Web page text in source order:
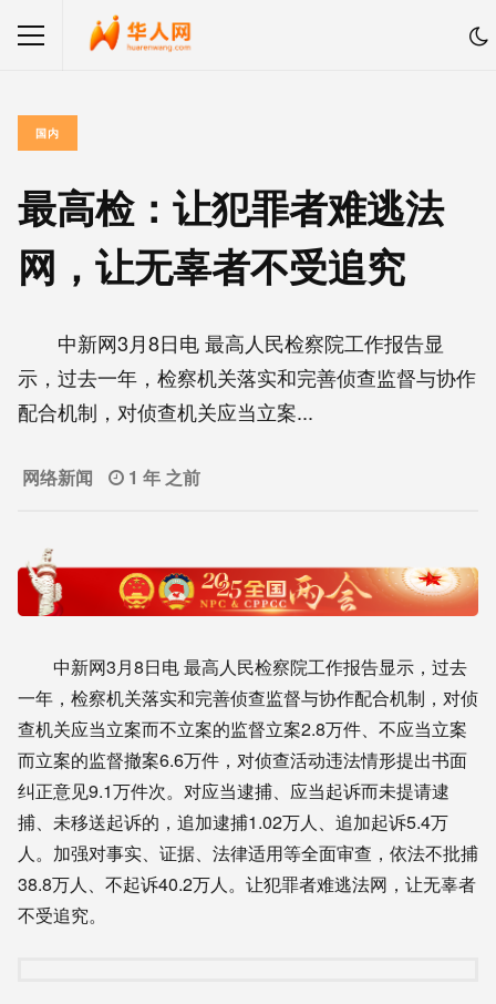
国内
最高检：让犯罪者难逃法
网，让无辜者不受追究
中新网3月8日电 最高人民检察院工作报告显
示，过去一年，检察机关落实和完善侦查监督与协作
配合机制，对侦查机关应当立案...
网络新闻 1 年 之前
中新网3月8日电 最高人民检察院工作报告显示，过去
一年，检察机关落实和完善侦查监督与协作配合机制，对侦
查机关应当立案而不立案的监督立案2.8万件、不应当立案
而立案的监督撤案6.6万件，对侦查活动违法情形提出书面
纠正意见9.1万件次。对应当逮捕、应当起诉而未提请逮
捕、未移送起诉的，追加逮捕1.02万人、追加起诉5.4万
人。加强对事实、证据、法律适用等全面审查，依法不批捕
38.8万人、不起诉40.2万人。让犯罪者难逃法网，让无辜者
不受追究。